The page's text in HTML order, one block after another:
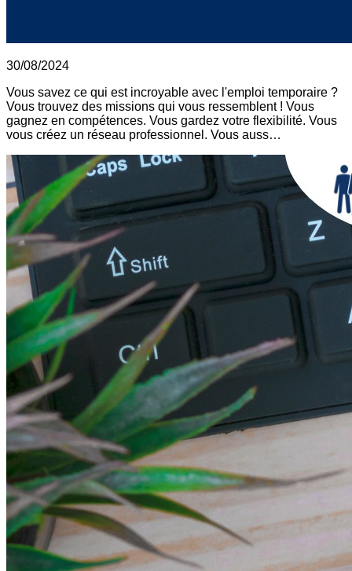
30/08/2024
Vous savez ce qui est incroyable avec l'emploi temporaire ?
Vous trouvez des missions qui vous ressemblent ! Vous
gagnez en compétences. Vous gardez votre flexibilité. Vous
vous créez un réseau professionnel. Vous auss…